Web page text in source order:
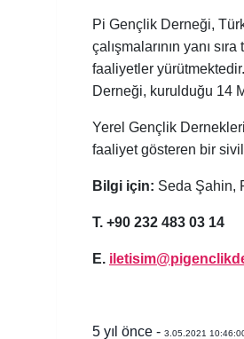
Pi Gençlik Derneği,
çalışmalarının yanı
faaliyetler
Derneği, kurulduğu 14
Yerel Gençlik
faaliyet gösteren bir
Bilgi için: Seda Şahin,
T. +90 232 483 03 14
E.
5 yıl önce - 3.05.2021